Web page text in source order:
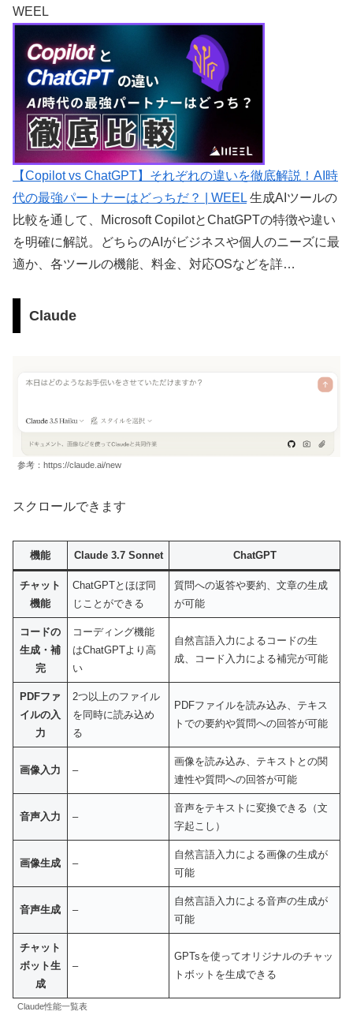
WEEL
【Copilot vs ChatGPT】それぞれの違いを徹底解説！AI時
代の最強パートナーはどっちだ？ | WEEL 生成AIツールの
比較を通して、Microsoft CopilotとChatGPTの特徴や違い
を明確に解説。どちらのAIがビジネスや個人のニーズに最
適か、各ツールの機能、料金、対応OSなどを詳…
Claude
参考：https://claude.ai/new
スクロールできます
機能 Claude 3.7 Sonnet ChatGPT
チャット
機能
ChatGPTとほぼ同
じことができる
質問への返答や要約、文章の生成
が可能
コードの
生成・補
完
コーディング機能
はChatGPTより高
い
自然言語入力によるコードの生
成、コード入力による補完が可能
PDFファ
イルの入
力
2つ以上のファイル
を同時に読み込め
る
PDFファイルを読み込み、テキス
トでの要約や質問への回答が可能
画像入力 –
画像を読み込み、テキストとの関
連性や質問への回答が可能
音声入力 –
音声をテキストに変換できる（文
字起こし）
画像生成 –
自然言語入力による画像の生成が
可能
音声生成 –
自然言語入力による音声の生成が
可能
チャット
ボット生
成
–
GPTsを使ってオリジナルのチャッ
トボットを生成できる
Claude性能一覧表